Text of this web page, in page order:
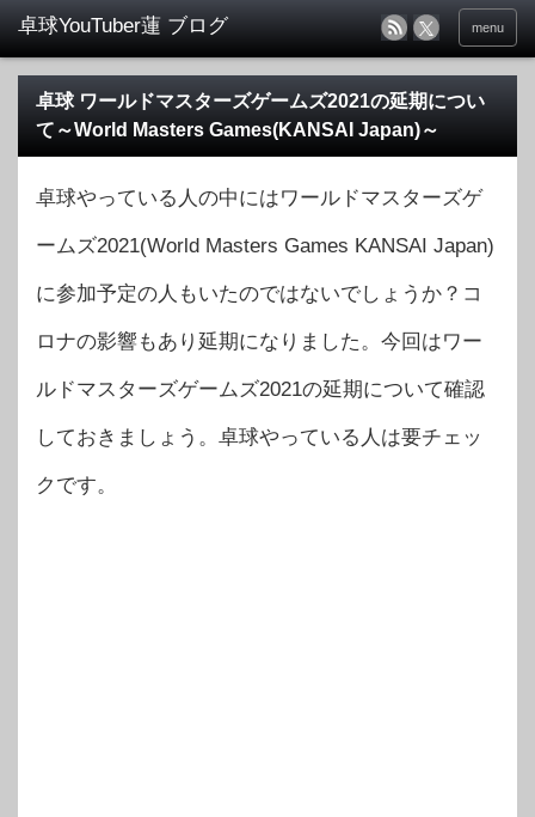
menu
卓球 ワールドマスターズゲームズ2021の延期につい
て～World Masters Games(KANSAI Japan)～
卓球やっている人の中にはワールドマスターズゲ
ームズ2021(World Masters Games KANSAI Japan)
に参加予定の人もいたのではないでしょうか？コ
ロナの影響もあり延期になりました。今回はワー
ルドマスターズゲームズ2021の延期について確認
しておきましょう。卓球やっている人は要チェッ
クです。